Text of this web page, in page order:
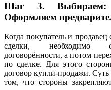
Шаг 3.
Оформляем
Когда покупатель и
сделки, необходимо
договорённости, а потом
по сделке. Для этого
договор купли-продажи. Суть
том, что стороны